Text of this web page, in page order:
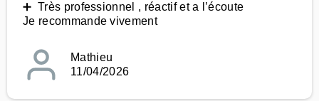
➕ Très professionnel , réactif et a l’écoute
Je recommande vivement
Mathieu
11/04/2026